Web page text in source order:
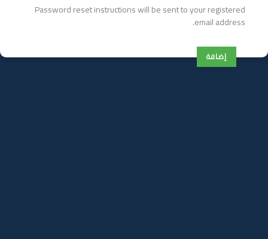
Password reset instructions will be sent to your registered
email address.